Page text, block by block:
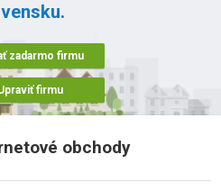
zadarmo firmu
firmu
obchody